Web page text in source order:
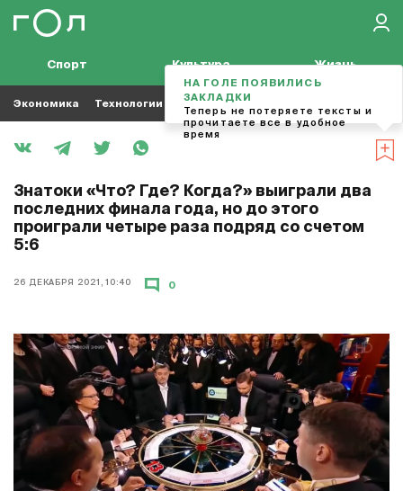
Спорт Культура Жизнь
Экономика Технологии Кино Футбол
Знатоки «Что? Где? Когда?» выиграли два
последних финала года, но до этого
проиграли четыре раза подряд со счетом
5:6
26 ДЕКАБРЯ 2021, 10:40 0
НА ГОЛЕ ПОЯВИЛИСЬ
ЗАКЛАДКИ
Теперь не потеряете тексты и
прочитаете все в удобное
время